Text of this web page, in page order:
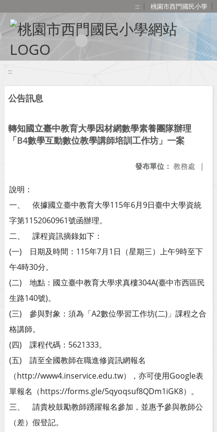
::: 桃園市西門國民小學
:::
公告訊息
轉知國立臺中教育大學因材網數學素養團隊辦理
「B4數學互動數位教學講師培訓工作坊」一案
發布單位： 教務處 |
說明：
一、 依據國立臺中教育大學115年6月9日臺中大學資統
字第1152060961號函辦理。
二、 課程資訊摘錄如下：
(一) 日期及時間：115年7月1日（星期三）上午9時至下
午4時30分。
(二) 地點：國立臺中教育大學求真樓304A(臺中市西區民
生路140號)。
(三) 參與對象：須為「A2數位學習工作坊(二)」課程之合
格講師。
(四) 課程代碼：5621333。
(五) 請至全國教師在職進修資訊網報名
（http://www4.inservice.edu.tw），亦可使用Google表
單報名（https://forms.gle/5qyoqsuf8QDm1iGK8）。
三、 請貴校鼓勵教師踴躍報名參加，並惠予參與教師公
（差）假登記。